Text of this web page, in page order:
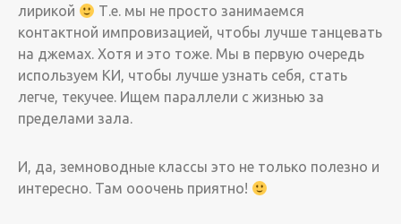
лирикой
Т.е. мы не просто занимаемся
контактной импровизацией, чтобы лучше танцевать
на джемах. Хотя и это тоже. Мы в первую очередь
используем КИ, чтобы лучше узнать себя, стать
легче, текучее. Ищем параллели с жизнью за
пределами зала.
И, да, земноводные классы это не только полезно и
интересно. Там ооочень приятно!